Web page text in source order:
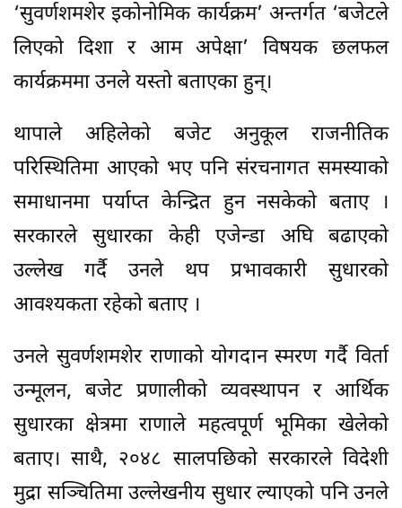
‘सुवर्णशमशेर इकोनोमिक कार्यक्रम’ अन्तर्गत ‘बजेटले
लिएको दिशा र आम अपेक्षा’ विषयक छलफल
कार्यक्रममा उनले यस्तो बताएका हुन्।
थापाले अहिलेको बजेट अनुकूल राजनीतिक
परिस्थितिमा आएको भए पनि संरचनागत समस्याको
समाधानमा पर्याप्त केन्द्रित हुन नसकेको बताए ।
सरकारले सुधारका केही एजेन्डा अघि बढाएको
उल्लेख गर्दै उनले थप प्रभावकारी सुधारको
आवश्यकता रहेको बताए ।
उनले सुवर्णशमशेर राणाको योगदान स्मरण गर्दै विर्ता
उन्मूलन, बजेट प्रणालीको व्यवस्थापन र आर्थिक
सुधारका क्षेत्रमा राणाले महत्वपूर्ण भूमिका खेलेको
बताए। साथै, २०४८ सालपछिको सरकारले विदेशी
मुद्रा सञ्चितिमा उल्लेखनीय सुधार ल्याएको पनि उनले